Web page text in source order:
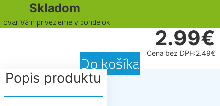
Skladom
Tovar Vám privezieme v pondelok
2.99€
Cena bez DPH:2.49€
Do košíka
Popis produktu